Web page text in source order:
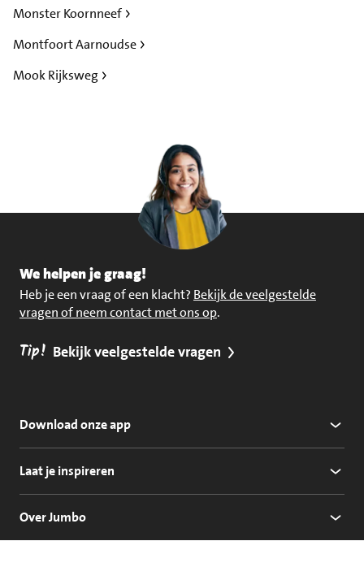
Monster Koornneef
Montfoort Aarnoudse
Mook Rijksweg
We helpen je graag!
Heb je een vraag of een klacht? Bekijk de veelgestelde
vragen of neem contact met ons op.
Tip! Bekijk veelgestelde vragen
Download onze app
Laat je inspireren
Over Jumbo